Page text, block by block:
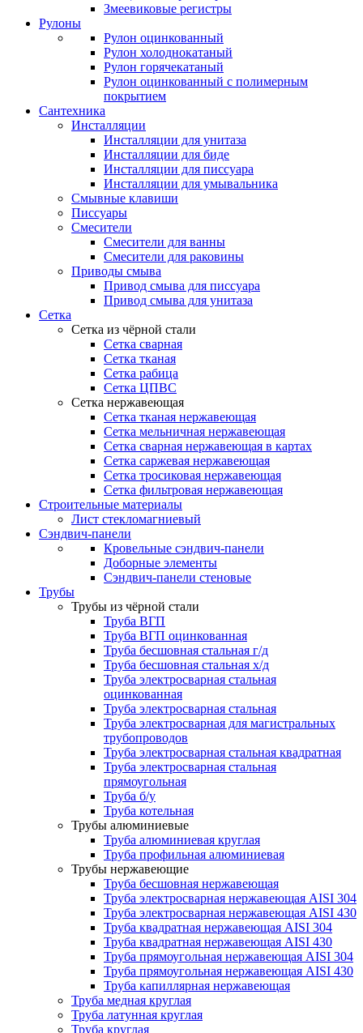
Змеевиковые регистры
Рулоны
Рулон оцинкованный
Рулон холоднокатаный
Рулон горячекатаный
Рулон оцинкованный с полимерным
покрытием
Сантехника
Инсталляции
Инсталляции для унитаза
Инсталляции для биде
Инсталляции для писсуара
Инсталляции для умывальника
Смывные клавиши
Писсуары
Смесители
Смесители для ванны
Смесители для раковины
Приводы смыва
Привод смыва для писсуара
Привод смыва для унитаза
Сетка
Сетка из чёрной стали
Сетка сварная
Сетка тканая
Сетка рабица
Сетка ЦПВС
Сетка нержавеющая
Сетка тканая нержавеющая
Сетка мельничная нержавеющая
Сетка сварная нержавеющая в картах
Сетка саржевая нержавеющая
Сетка тросиковая нержавеющая
Сетка фильтровая нержавеющая
Строительные материалы
Лист стекломагниевый
Сэндвич-панели
Кровельные сэндвич-панели
Доборные элементы
Сэндвич-панели стеновые
Трубы
Трубы из чёрной стали
Труба ВГП
Труба ВГП оцинкованная
Труба бесшовная стальная г/д
Труба бесшовная стальная х/д
Труба электросварная стальная
оцинкованная
Труба электросварная стальная
Труба электросварная для магистральных
трубопроводов
Труба электросварная стальная квадратная
Труба электросварная стальная
прямоугольная
Труба б/у
Труба котельная
Трубы алюминиевые
Труба алюминиевая круглая
Труба профильная алюминиевая
Трубы нержавеющие
Труба бесшовная нержавеющая
Труба электросварная нержавеющая AISI 304
Труба электросварная нержавеющая AISI 430
Труба квадратная нержавеющая AISI 304
Труба квадратная нержавеющая AISI 430
Труба прямоугольная нержавеющая AISI 304
Труба прямоугольная нержавеющая AISI 430
Труба капиллярная нержавеющая
Труба медная круглая
Труба латунная круглая
Труба круглая